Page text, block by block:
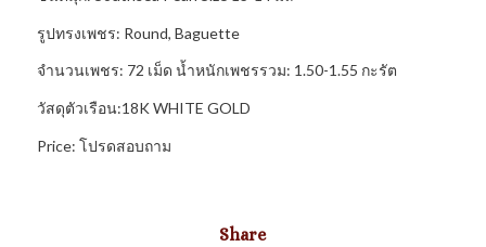
รูปทรงเพชร: Round, Baguette
จำนวนเพชร: 72 เม็ด น้ำหนักเพชรรวม: 1.50-1.55 กะรัต
วัสดุตัวเรือน:18K WHITE GOLD
Price: โปรดสอบถาม
Share